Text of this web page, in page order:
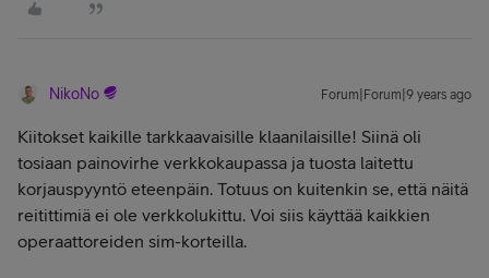
NikoNo Forum|Forum|9 years ago
Kiitokset kaikille tarkkaavaisille klaanilaisille! Siinä oli
tosiaan painovirhe verkkokaupassa ja tuosta laitettu
korjauspyyntö eteenpäin. Totuus on kuitenkin se, että näitä
reitittimiä ei ole verkkolukittu. Voi siis käyttää kaikkien
operaattoreiden sim-korteilla.